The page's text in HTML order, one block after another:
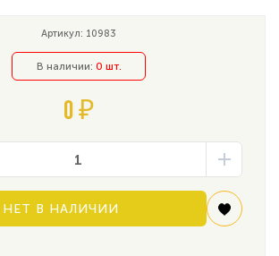
Артикул: 10983
В наличии: 0 шт.
0 ₽
НЕТ В НАЛИЧИИ